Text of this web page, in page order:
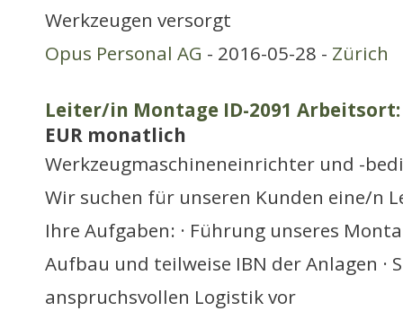
Werkzeugen versorgt
Opus Personal AG - 2016-05-28 - Zürich
Leiter/in Montage ID-2091
EUR monatlich
Werkzeugmaschineneinrichter und -
Wir suchen für unseren Kunden eine/n
Ihre Aufgaben: · Führung unseres
Aufbau und teilweise IBN der Anlagen ·
anspruchsvollen Logistik vor